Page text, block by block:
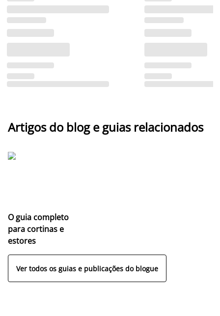
Artigos do blog e guias relacionados
O guia completo
para cortinas e
estores
Ver todos os guias e publicações do blogue